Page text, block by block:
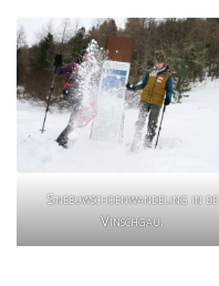
Sneeuwschoenwandeling in de
Vinschgau.